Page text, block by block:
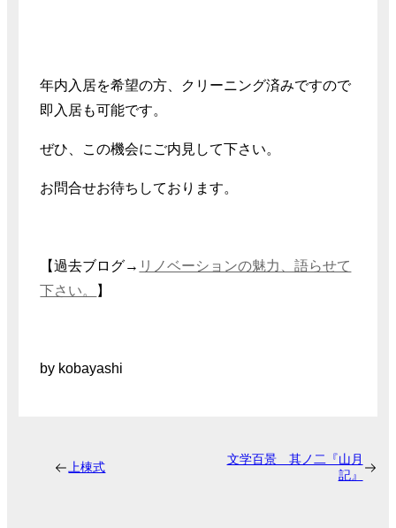
年内入居を希望の方、クリーニング済みですので
即入居も可能です。
ぜひ、この機会にご内見して下さい。
お問合せお待ちしております。
【過去ブログ→ リノベーションの魅力、語らせて
下さい。
】
by kobayashi
上棟式
文学百景 其ノ二『山月
記』